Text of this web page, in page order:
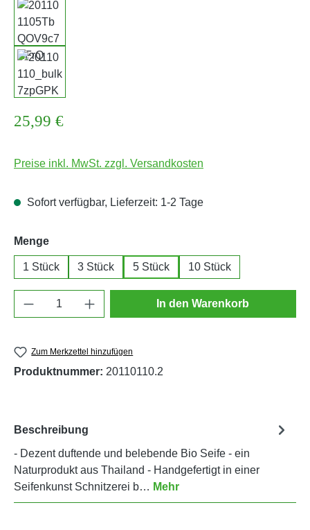
Regulärer Preis:
25,99 €
Preise inkl. MwSt. zzgl. Versandkosten
Sofort verfügbar, Lieferzeit: 1-2 Tage
Mengeauswählen
1 Stück 3 Stück 5 Stück 10 Stück
Produkt Anzahl: Gib den gewünschten
In den Warenkorb
Zum Merkzettel hinzufügen
Produktnummer: 20110110.2
Beschreibung
- Dezent duftende und belebende Bio Seife - ein
Naturprodukt aus Thailand - Handgefertigt in einer
Seifenkunst Schnitzerei b… Mehr